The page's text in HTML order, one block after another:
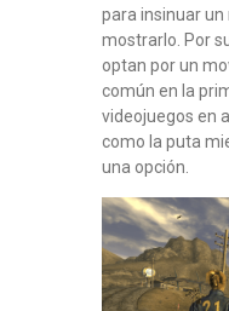
para insinuar
mostrarlo. Por
optan por un
común en la
videojuegos en
como la puta
una opción.